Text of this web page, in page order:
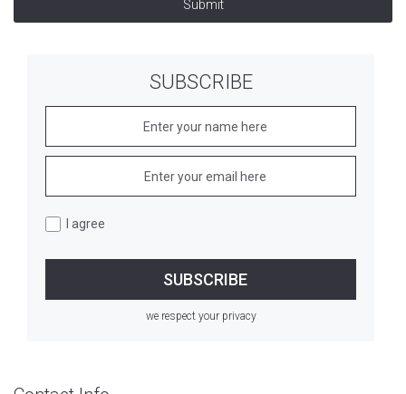
Submit
SUBSCRIBE
I agree
we respect your privacy